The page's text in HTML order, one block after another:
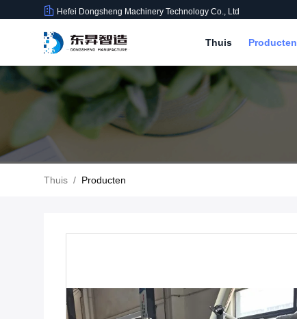
Hefei Dongsheng Machinery Technology Co., Ltd
Thuis Producten
Thuis / Producten